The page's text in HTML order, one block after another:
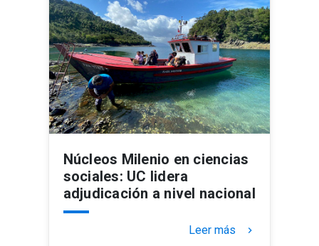
Núcleos Milenio en ciencias
sociales: UC lidera
adjudicación a nivel nacional
Leer más keyboard_arrow_right